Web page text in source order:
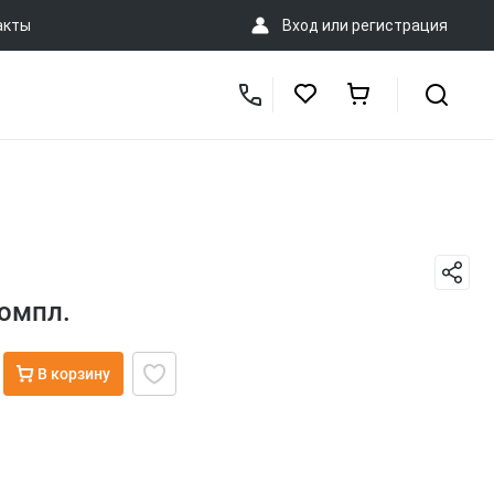
Вход или регистрация
В корзину